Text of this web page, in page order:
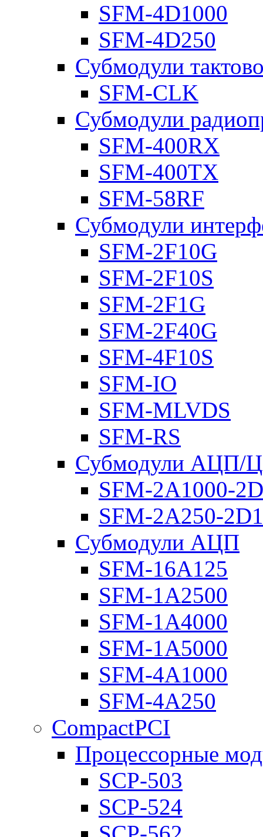
SFM-4D1000
SFM-4D250
Субмодули
SFM-CLK
Субмодули
SFM-400RX
SFM-400TX
SFM-58RF
Субмодули
SFM-2F10G
SFM-2F10S
SFM-2F1G
SFM-2F40G
SFM-4F10S
SFM-IO
SFM-MLVDS
SFM-RS
Субмодули АЦП/
SFM-2A1000-
SFM-2A250-
Субмодули АЦП
SFM-16A125
SFM-1A2500
SFM-1A4000
SFM-1A5000
SFM-4A1000
SFM-4A250
CompactPCI
Процессорные
SCP-503
SCP-524